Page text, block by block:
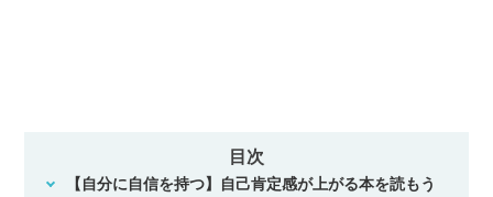
目次
【自分に自信を持つ】自己肯定感が上がる本を読もう